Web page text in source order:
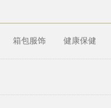
箱包服饰 健康保健